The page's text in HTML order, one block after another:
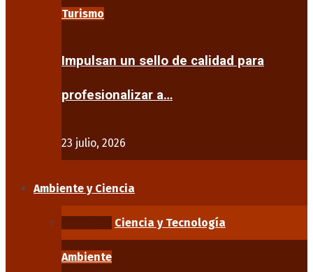
Turismo
Impulsan un sello de calidad para
profesionalizar a…
23 julio, 2026
Ambiente y Ciencia
Ciencia y Tecnología
Ambiente